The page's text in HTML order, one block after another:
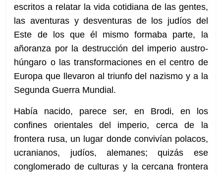
escritos a relatar la vida cotidiana de las gentes,
las aventuras y desventuras de los judíos del
Este de los que él mismo formaba parte, la
añoranza por la destrucción del imperio austro-
húngaro o las transformaciones en el centro de
Europa que llevaron al triunfo del nazismo y a la
Segunda Guerra Mundial.
Había nacido, parece ser, en Brodi, en los
confines orientales del imperio, cerca de la
frontera rusa, un lugar donde convivían polacos,
ucranianos, judíos, alemanes; quizás ese
conglomerado de culturas y la cercana frontera